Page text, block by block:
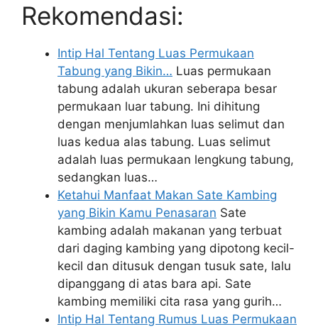
Rekomendasi:
Intip Hal Tentang Luas Permukaan
Tabung yang Bikin… Luas permukaan
tabung adalah ukuran seberapa besar
permukaan luar tabung. Ini dihitung
dengan menjumlahkan luas selimut dan
luas kedua alas tabung. Luas selimut
adalah luas permukaan lengkung tabung,
sedangkan luas…
Ketahui Manfaat Makan Sate Kambing
yang Bikin Kamu Penasaran Sate
kambing adalah makanan yang terbuat
dari daging kambing yang dipotong kecil-
kecil dan ditusuk dengan tusuk sate, lalu
dipanggang di atas bara api. Sate
kambing memiliki cita rasa yang gurih…
Intip Hal Tentang Rumus Luas Permukaan